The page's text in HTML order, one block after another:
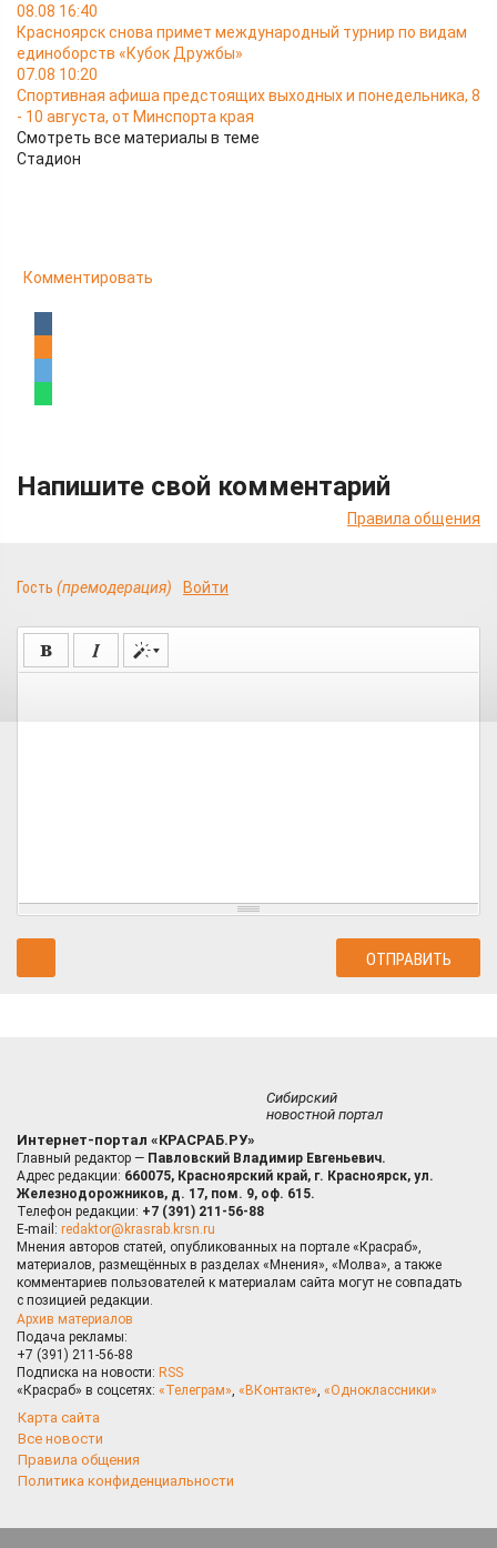
08.08 16:40
Красноярск снова примет международный турнир по видам
единоборств «Кубок Дружбы»
07.08 10:20
Спортивная афиша предстоящих выходных и понедельника, 8
- 10 августа, от Минспорта края
Смотреть все материалы в теме
Стадион
Комментировать
Напишите свой комментарий
Правила общения
Гость (премодерация) Войти
Сибирский
новостной портал
Интернет-портал «КРАСРАБ.РУ»
Главный редактор — Павловский Владимир Евгеньевич.
Адрес редакции: 660075, Красноярский край, г. Красноярск, ул.
Железнодорожников, д. 17, пом. 9, оф. 615.
Телефон редакции: +7 (391) 211-56-88
E-mail: redaktor@krasrab.krsn.ru
Мнения авторов статей, опубликованных на портале «Красраб»,
материалов, размещённых в разделах «Мнения», «Молва», а также
комментариев пользователей к материалам сайта могут не совпадать
с позицией редакции.
Архив материалов
Подача рекламы:
+7 (391) 211-56-88
Подписка на новости: RSS
«Красраб» в соцсетях: «Телеграм», «ВКонтакте», «Одноклассники»
Карта сайта
Все новости
Правила общения
Политика конфиденциальности